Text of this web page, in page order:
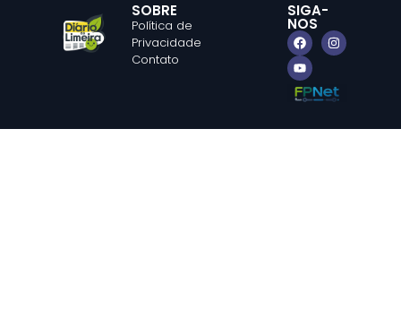
SOBRE
Política de
Privacidade
Contato
SIGA-
NOS